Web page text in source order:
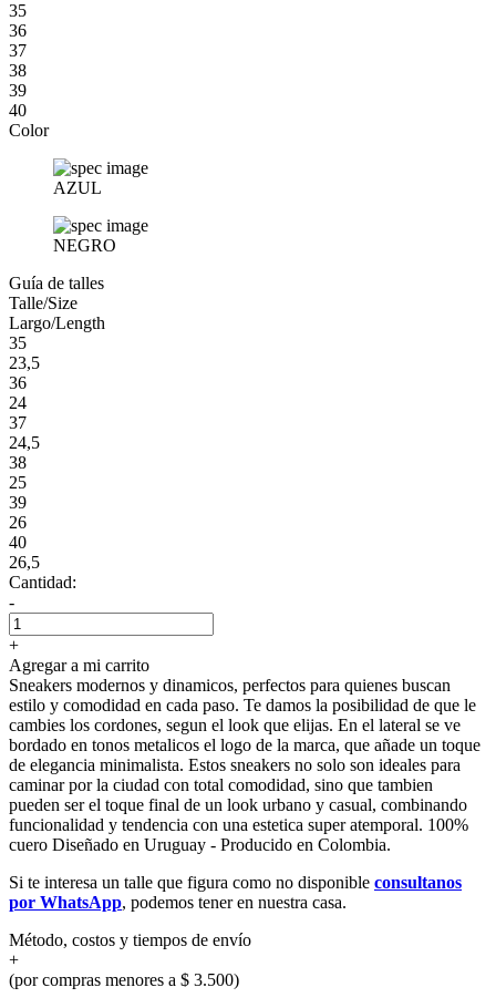
35
36
37
38
39
40
Color
AZUL
NEGRO
Guía de talles
Talle/Size
Largo/Length
35
23,5
36
24
37
24,5
38
25
39
26
40
26,5
Cantidad:
-
+
Agregar a mi carrito
Sneakers modernos y dinamicos, perfectos para quienes buscan
estilo y comodidad en cada paso. Te damos la posibilidad de que le
cambies los cordones, segun el look que elijas. En el lateral se ve
bordado en tonos metalicos el logo de la marca, que añade un toque
de elegancia minimalista. Estos sneakers no solo son ideales para
caminar por la ciudad con total comodidad, sino que tambien
pueden ser el toque final de un look urbano y casual, combinando
funcionalidad y tendencia con una estetica super atemporal. 100%
cuero Diseñado en Uruguay - Producido en Colombia.
Si te interesa un talle que figura como no disponible consultanos
por WhatsApp, podemos tener en nuestra casa.
Método, costos y tiempos de envío
+
(por compras menores a $ 3.500)